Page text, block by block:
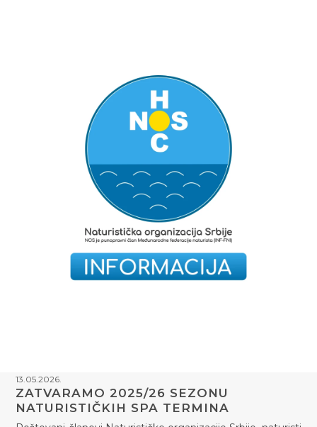
13.05.2026.
ZATVARAMO 2025/26 SEZONU
NATURISTIČKIH SPA TERMINA